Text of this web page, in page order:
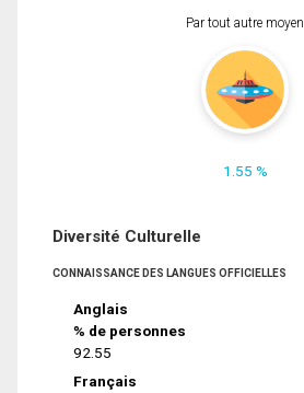
Par tout autre moyen
1.55 %
Diversité Culturelle
CONNAISSANCE DES LANGUES OFFICIELLES
Anglais
% de personnes
92.55
Français